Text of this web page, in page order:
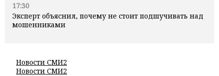
17:30
Эксперт объяснил, почему не стоит подшучивать над
мошенниками
Новости СМИ2
Новости СМИ2